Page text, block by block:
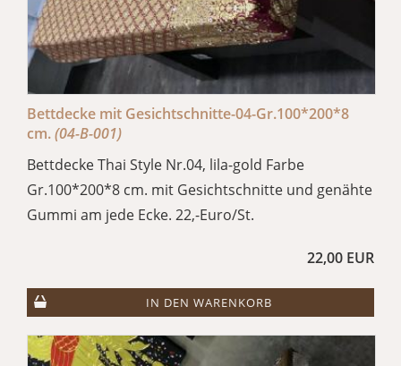
Bettdecke mit Gesichtschnitte-04-Gr.100*200*8
cm.(04-B-001)
Bettdecke Thai Style Nr.04, lila-gold Farbe
Gr.100*200*8 cm. mit Gesichtschnitte und genähte
Gummi am jede Ecke. 22,-Euro/St.
22,00 EUR
IN DEN WARENKORB